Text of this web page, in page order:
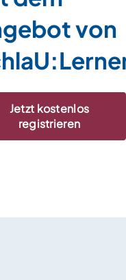
von
Jetzt kostenlos
registrieren